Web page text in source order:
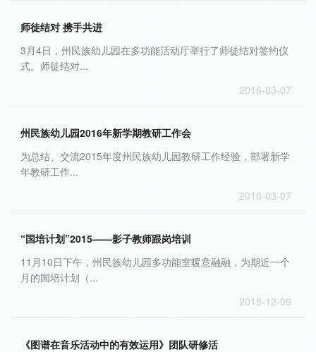
师徒结对 携手共进
3月4日，州民族幼儿园在多功能活动厅举行了师徒结对签约仪
式。师徒结对...
2016-03-07
州民族幼儿园2016年新学期教研工作会
为总结、交流2015年度州民族幼儿园教研工作经验，部署新学
年教研工作...
2016-03-07
“国培计划”2015——影子教师跟岗培训
11月10日下午，州民族幼儿园多功能室暖意融融，为期近一个
月的国培计划（...
2015-12-09
《图谱在音乐活动中的有效运用》团队研修活